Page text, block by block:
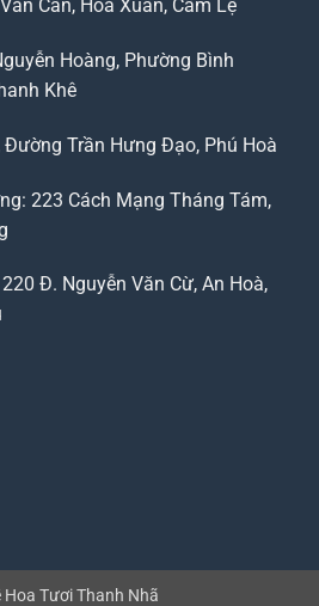
Cẩn, Hoà Xuân, Cẩm Lệ
Hoàng, Phường Bình
Khê
Đường Trần Hưng Đạo, Phú Hoà
223 Cách Mạng Tháng Tám,
Đ. Nguyễn Văn Cừ, An Hoà,
Tươi Thanh Nhã